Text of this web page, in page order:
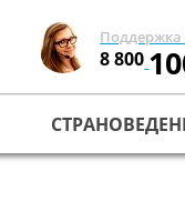
Поддержка
8 800